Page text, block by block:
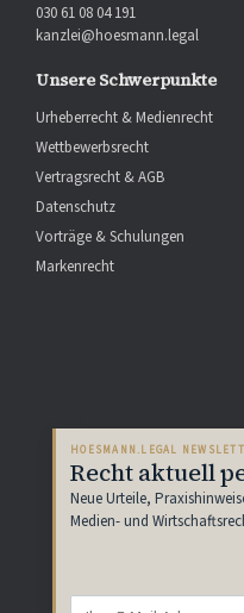
030 61 08 04 191
kanzlei@hoesmann.legal
Unsere Schwerpunkte
Urheberrecht & Medienrecht
Wettbewerbsrecht
Vertragsrecht & AGB
Datenschutz
Vorträge & Schulungen
Markenrecht
HOESMANN.LEGAL
Recht aktuell
Neue Urteile,
Medien- und
Mail-